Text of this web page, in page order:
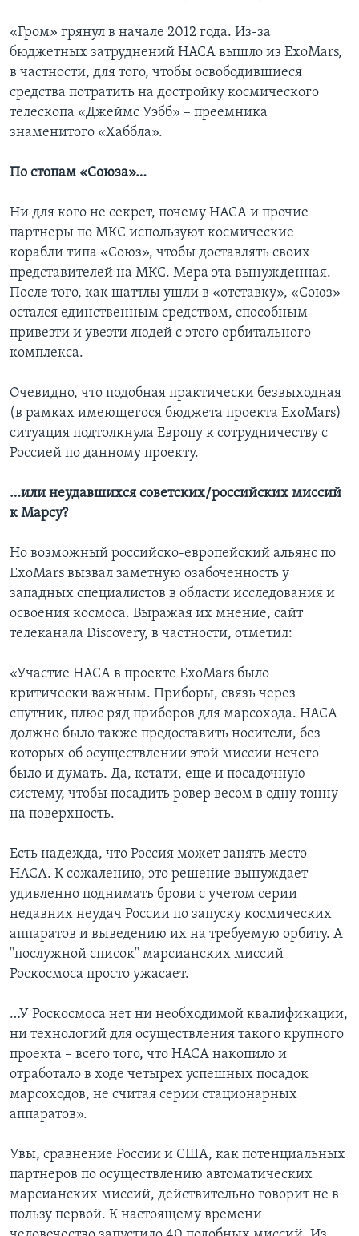
«Гром» грянул в начале 2012 года. Из-за
бюджетных затруднений НАСА вышло из ExoMars,
в частности, для того, чтобы освободившиеся
средства потратить на достройку космического
телескопа «Джеймс Уэбб» – преемника
знаменитого «Хаббла».
По стопам «Союза»…
Ни для кого не секрет, почему НАСА и прочие
партнеры по МКС используют космические
корабли типа «Союз», чтобы доставлять своих
представителей на МКС. Мера эта вынужденная.
После того, как шаттлы ушли в «отставку», «Союз»
остался единственным средством, способным
привезти и увезти людей с этого орбитального
комплекса.
Очевидно, что подобная практически безвыходная
(в рамках имеющегося бюджета проекта ExoMars)
ситуация подтолкнула Европу к сотрудничеству с
Россией по данному проекту.
…или неудавшихся советских/российских миссий
к Марсу?
Но возможный российско-европейский альянс по
ExoMars вызвал заметную озабоченность у
западных специалистов в области исследования и
освоения космоса. Выражая их мнение, сайт
телеканала Discovery, в частности, отметил:
«Участие НАСА в проекте ExoMars было
критически важным. Приборы, связь через
спутник, плюс ряд приборов для марсохода. НАСА
должно было также предоставить носители, без
которых об осуществлении этой миссии нечего
было и думать. Да, кстати, еще и посадочную
систему, чтобы посадить ровер весом в одну тонну
на поверхность.
Есть надежда, что Россия может занять место
НАСА. К сожалению, это решение вынуждает
удивленно поднимать брови с учетом серии
недавних неудач России по запуску космических
аппаратов и выведению их на требуемую орбиту. А
"послужной список" марсианских миссий
Роскосмоса просто ужасает.
…У Роскосмоса нет ни необходимой квалификации,
ни технологий для осуществления такого крупного
проекта – всего того, что НАСА накопило и
отработало в ходе четырех успешных посадок
марсоходов, не считая серии стационарных
аппаратов».
Увы, сравнение России и США, как потенциальных
партнеров по осуществлению автоматических
марсианских миссий, действительно говорит не в
пользу первой. К настоящему времени